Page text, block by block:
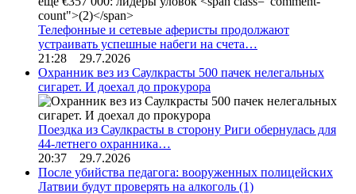
Телефонные и сетевые аферисты продолжают
устраивать успешные набеги на счета…
21:28 29.7.2026
Охранник вез из Саулкрасты 500 пачек нелегальных
сигарет. И доехал до прокурора
Поездка из Саулкрасты в сторону Риги обернулась для
44-летнего охранника…
20:37 29.7.2026
После убийства педагога: вооруженных полицейских
Латвии будут проверять на алкоголь (1)